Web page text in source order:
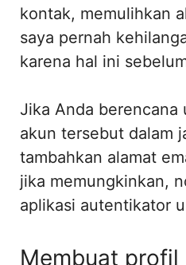
kontak, memulihkan
saya pernah
karena hal ini
Jika Anda berencana
akun tersebut dalam
tambahkan alamat
jika memungkinkan,
aplikasi autentikator
Membuat profil